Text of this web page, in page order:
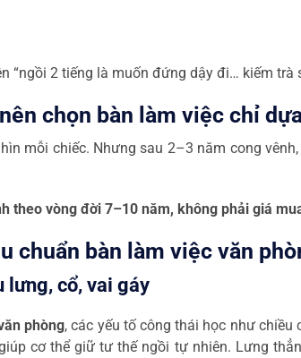
“ngồi 2 tiếng là muốn đứng dậy đi… kiếm trà
chọn bàn làm việc chỉ
mỗi chiếc. Nhưng sau 2–3 năm cong
theo vòng đời 7–10 năm, không phải giá
chuẩn bàn làm việc văn
lưng, cổ, vai gáy
phòng, các yếu tố công thái học như chiều
cơ thể giữ tư thế ngồi tự nhiên. Lưng